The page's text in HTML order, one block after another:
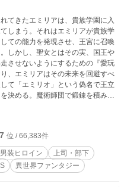
てきたエミリアは、貴族学園に入
しまう。それはエミリアが貴族学
ての能力を発現させ、王宮に召喚
しかし、聖女とはその実、国王や
させないようにするための『愛玩
、エミリアはその未来を回避すべ
て「エミリオ」という偽名で王立
決める。魔術師団で鍛錬を積み始
知夢を見てしまう。このままでは
潔を失えば未来のルートが変わる
決して上司である魔術師団長ジル
――？ ＊＊＊ 稀代の魔
力持ち男装令嬢、ギブアンドテイ
ズで
位 / 66,383件
男装ヒロイン
上司・部下
異世界ファンタジー